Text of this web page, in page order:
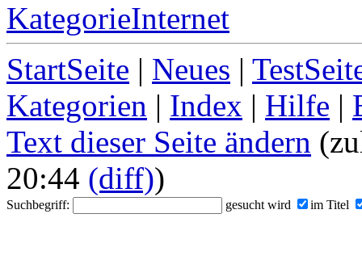
KategorieInternet
StartSeite | Neues |
Kategorien | Index | Hilfe |
Text dieser Seite ändern
20:44 (diff))
Suchbegriff: gesucht wird im Titel